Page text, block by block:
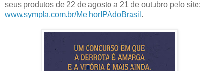
seus produtos de 22 de agosto a 21 de outubro pelo site:
www.sympla.com.br/MelhorIPAdoBrasil .